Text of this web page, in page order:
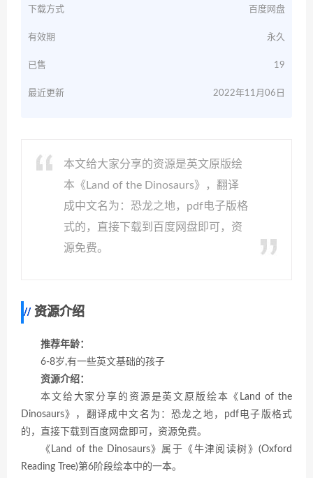
下载方式 百度网盘
有效期 永久
已售 19
最近更新 2022年11月06日
本文给大家分享的资源是英文原版绘
本《Land of the Dinosaurs》，翻译
成中文名为：恐龙之地，pdf电子版格
式的，直接下载到百度网盘即可，资
源免费。
资源介绍
推荐年龄：
6-8岁,有一些英文基础的孩子
资源介绍：
本文给大家分享的资源是英文原版绘本《Land of the
Dinosaurs》，翻译成中文名为：恐龙之地，pdf电子版格式
的，直接下载到百度网盘即可，资源免费。
《Land of the Dinosaurs》属于《牛津阅读树》(Oxford
Reading Tree)第6阶段绘本中的一本。